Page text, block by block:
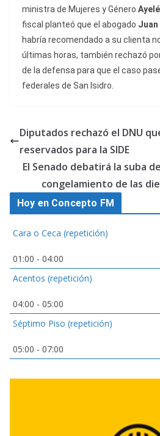
ministra de Mujeres y Género
fiscal planteó que el abogado
habría recomendado a su clienta
últimas horas, también rechazó
de la defensa para que el caso
federales de San Isidro.
Diputados rechazó el DNU
reservados para la SIDE
El Senado debatirá la suba
congelamiento de las
Hoy en Concepto FM
Cara o Ceca (repetición)
01:00 - 04:00
Acentos (repetición)
04:00 - 05:00
Séptimo Piso (repetición)
05:00 - 07:00